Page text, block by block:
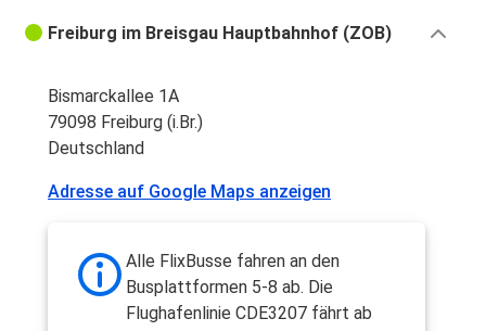
Freiburg im Breisgau Hauptbahnhof (ZOB)
Bismarckallee 1A
79098 Freiburg (i.Br.)
Deutschland
Adresse auf Google Maps anzeigen
Alle FlixBusse fahren an den
Busplattformen 5-8 ab. Die
Flughafenlinie CDE3207 fährt ab